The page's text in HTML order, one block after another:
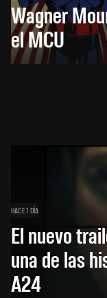
Wagner
el MCU
HACE 1 DÍA
El nuevo
una de las
A24